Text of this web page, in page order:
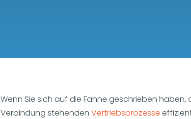
Wenn Sie sich auf die Fahne geschrieben
Verbindung stehenden Vertriebsprozesse